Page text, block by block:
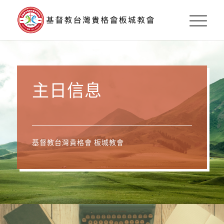
主日信息
基督教台灣貴格會 板城教會